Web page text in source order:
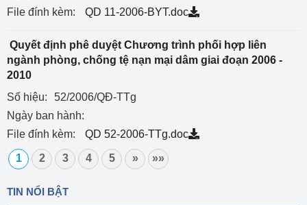
File đính kèm:
QD 11-2006-BYT.doc
Quyết định phê duyệt Chương trình phối hợp liên
ngành phòng, chống tệ nạn mại dâm giai đoạn 2006 -
2010
Số hiệu:
52/2006/QĐ-TTg
Ngày ban hành:
File đính kèm:
QD 52-2006-TTg.doc
1 2 3 4 5 » »»
TIN NỔI BẬT